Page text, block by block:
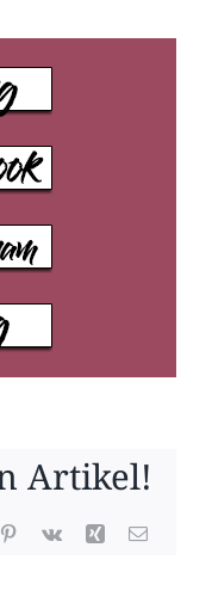
Artikel!
Pinterest
Vk Xing E-